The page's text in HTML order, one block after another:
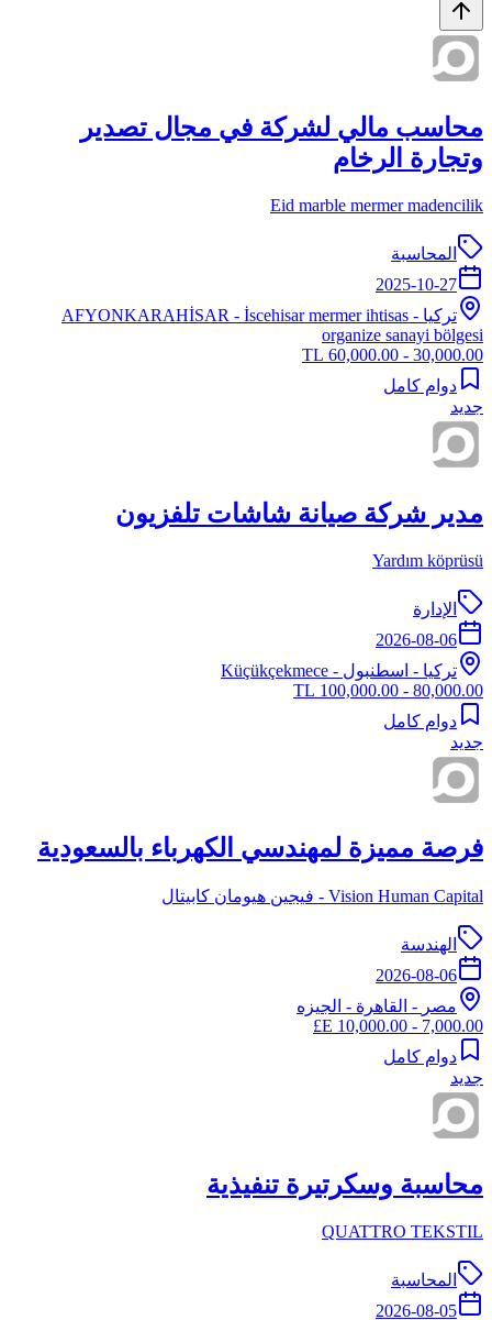
محاسب مالي لشركة في مجال تصدير
وتجارة الرخام
Eid marble mermer madencilik
المحاسبة
2025-10-27
تركيا -
AFYONKARAHİSAR - İscehisar mermer ihtisas
organize sanayi bölgesi
30,000.00 - 60,000.00 TL
دوام كامل
جديد
مدير شركة صيانة شاشات تلفزيون
Yardım köprüsü
الإدارة
2026-08-06
تركيا - اسطنبول - Küçükçekmece
80,000.00 - 100,000.00 TL
دوام كامل
جديد
فرصة مميزة لمهندسي الكهرباء بالسعودية
Vision Human Capital - فيجين هيومان كابيتال
الهندسة
2026-08-06
مصر - القاهرة - الجيزه
7,000.00 - 10,000.00 E£
دوام كامل
جديد
محاسبة وسكرتيرة تنفيذية
QUATTRO TEKSTIL
المحاسبة
2026-08-05